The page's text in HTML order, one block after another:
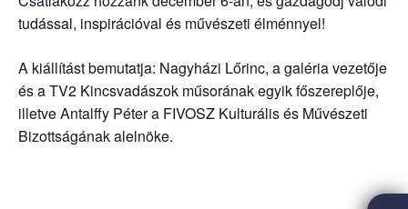
tudással, inspirációval és művészeti élménnyel!
A kiállítást bemutatja: Nagyházi Lőrinc, a galéria vezetője
és a TV2 Kincsvadászok műsorának egyik főszereplője,
illetve Antalffy Péter a FIVOSZ Kulturális és Művészeti
Bizottságának alelnöke.